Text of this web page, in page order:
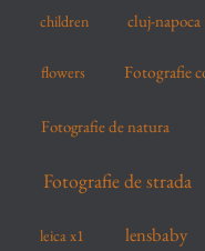
children cluj-napoca
flowers Fotografie
Fotografie de natura
Fotografie de strada
leica x1 lensbaby